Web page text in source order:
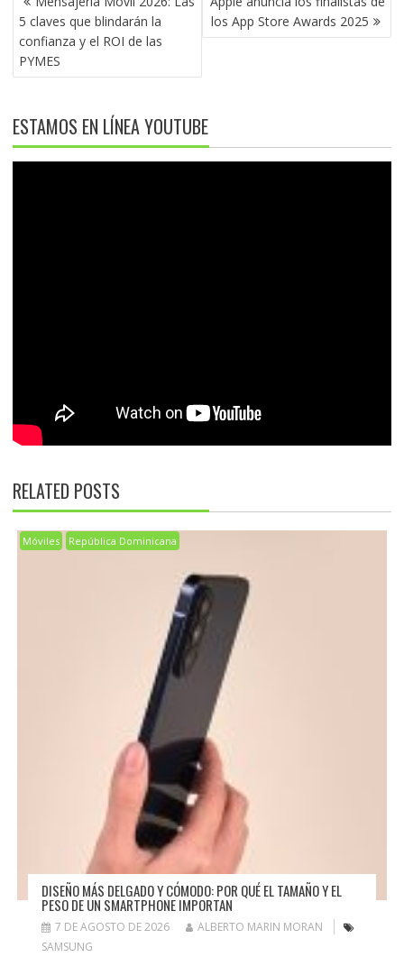
DE
ENTRADAS
5 claves que blindarán la
confianza y el ROI de las
PYMES
los App Store Awards 2025
ESTAMOS EN LÍNEA YOUTUBE
RELATED POSTS
Móviles República Dominicana
DISEÑO MÁS DELGADO Y CÓMODO: POR QUÉ EL TAMAÑO Y EL
PESO DE UN SMARTPHONE IMPORTAN
7 DE AGOSTO DE 2026
ALBERTO MARIN MORAN
SAMSUNG